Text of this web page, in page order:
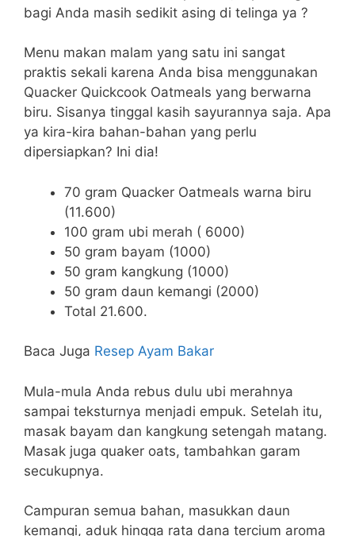
bagi Anda masih sedikit asing di telinga ya ?
Menu makan malam yang satu ini sangat
praktis sekali karena Anda bisa menggunakan
Quacker Quickcook Oatmeals yang berwarna
biru. Sisanya tinggal kasih sayurannya saja. Apa
ya kira-kira bahan-bahan yang perlu
dipersiapkan? Ini dia!
70 gram Quacker Oatmeals warna biru
(11.600)
100 gram ubi merah ( 6000)
50 gram bayam (1000)
50 gram kangkung (1000)
50 gram daun kemangi (2000)
Total 21.600.
Baca Juga Resep Ayam Bakar
Mula-mula Anda rebus dulu ubi merahnya
sampai teksturnya menjadi empuk. Setelah itu,
masak bayam dan kangkung setengah matang.
Masak juga quaker oats, tambahkan garam
secukupnya.
Campuran semua bahan, masukkan daun
kemangi, aduk hingga rata dana tercium aroma